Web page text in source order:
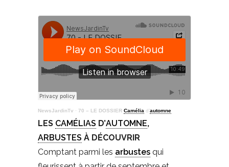
NewsJardinTv · 70 – LE DOSSIER Camélia d’automne
LES CAMÉLIAS D’AUTOMNE,
ARBUSTES À DÉCOUVRIR
Comptant parmi les arbustes qui